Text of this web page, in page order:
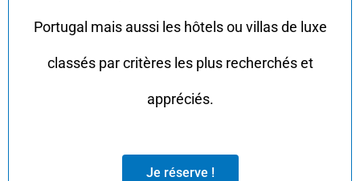
Portugal mais aussi les hôtels ou villas de luxe
classés par critères les plus recherchés et
appréciés.
Je réserve !